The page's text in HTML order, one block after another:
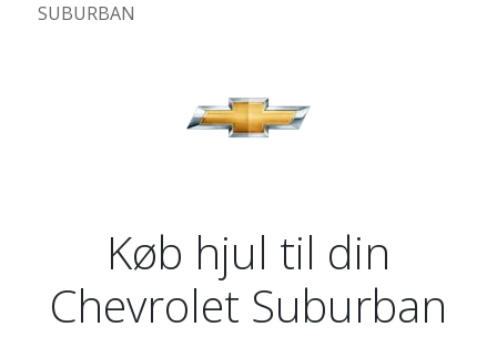
SUBURBAN
Køb hjul til din
Chevrolet Suburban